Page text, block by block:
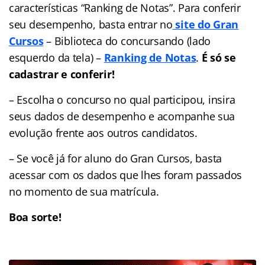
características “Ranking de Notas”. Para conferir
seu desempenho, basta entrar no site do Gran
Cursos– Biblioteca do concursando (lado
esquerdo da tela) – Ranking de Notas. É só se
cadastrar e conferir!
– Escolha o concurso no qual participou, insira
seus dados de desempenho e acompanhe sua
evolução frente aos outros candidatos.
– Se você já for aluno do Gran Cursos, basta
acessar com os dados que lhes foram passados
no momento de sua matrícula.
Boa sorte!